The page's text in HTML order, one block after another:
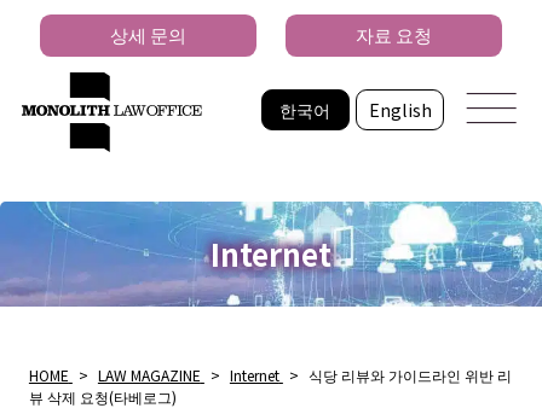
한국어 English
상세 문의 자료 요청
Internet
HOME > LAW MAGAZINE > Internet > 식당 리뷰와 가이드라인 위반 리
뷰 삭제 요청(타베로그)